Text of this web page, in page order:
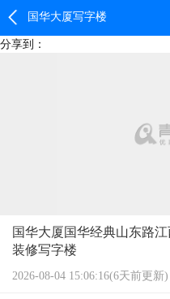
国华大厦写字楼
分享到：
国华大厦国华经典山东路
装修写字楼
2026-08-04 15:06:16(6天前更新)